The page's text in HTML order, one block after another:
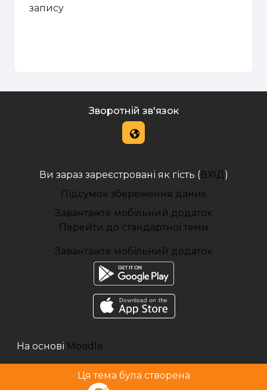
запису
Зворотній зв'язок
Ви зараз зареєстровані як гість (ВХІД )
Підсумок збереження даних
Завантажте мобільний додаток
Перейти до стандартної теми
Завантажте мобільний додаток
На основі Moodle
Ця тема була створена